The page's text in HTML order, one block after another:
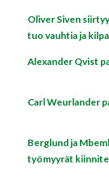
Oliver Siven
tuo vauhtia ja
Alexander Qvist
Carl Weurlander
Berglund ja
työmyyrät